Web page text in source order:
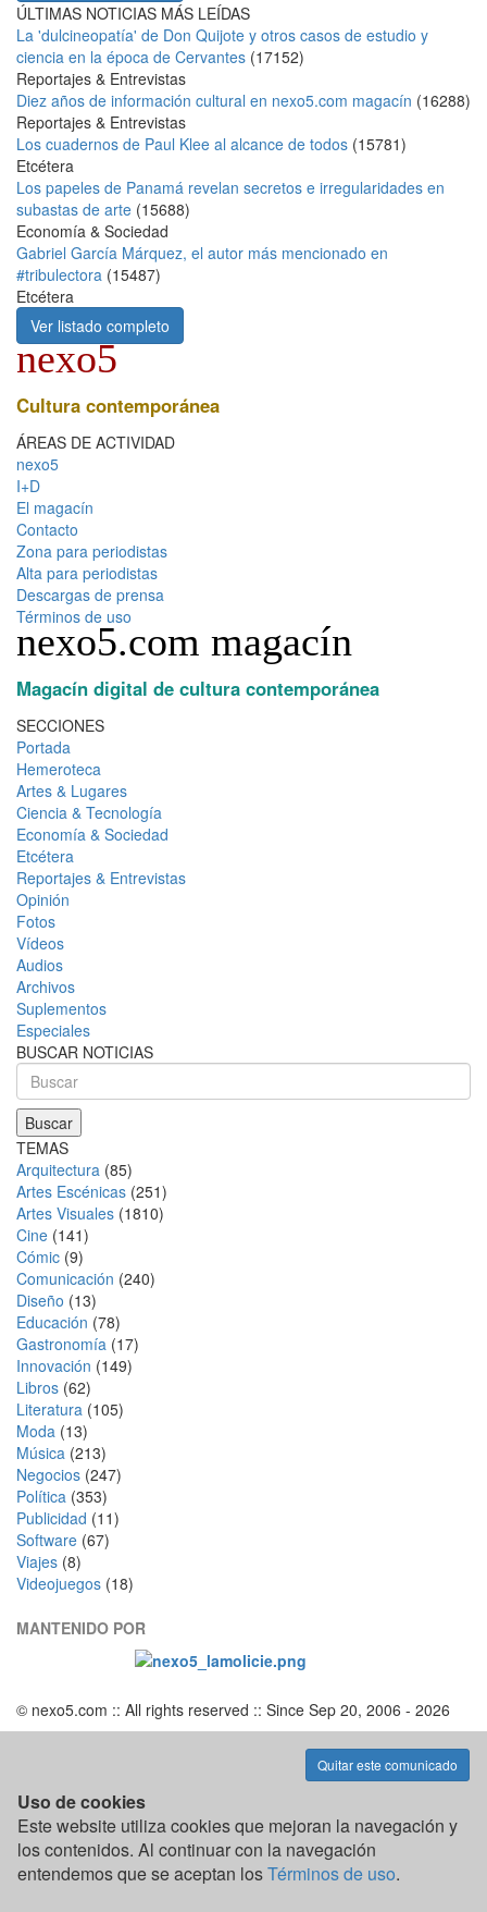
ÚLTIMAS NOTICIAS MÁS LEÍDAS
La 'dulcineopatía' de Don Quijote y otros casos de estudio y
ciencia en la época de Cervantes (17152)
Reportajes & Entrevistas
Diez años de información cultural en nexo5.com magacín (16288)
Reportajes & Entrevistas
Los cuadernos de Paul Klee al alcance de todos (15781)
Etcétera
Los papeles de Panamá revelan secretos e irregularidades en
subastas de arte (15688)
Economía & Sociedad
Gabriel García Márquez, el autor más mencionado en
#tribulectora (15487)
Etcétera
Ver listado completo
nexo5
Cultura contemporánea
ÁREAS DE ACTIVIDAD
nexo5
I+D
El magacín
Contacto
Zona para periodistas
Alta para periodistas
Descargas de prensa
Términos de uso
nexo5.com magacín
Magacín digital de cultura contemporánea
SECCIONES
Portada
Hemeroteca
Artes & Lugares
Ciencia & Tecnología
Economía & Sociedad
Etcétera
Reportajes & Entrevistas
Opinión
Fotos
Vídeos
Audios
Archivos
Suplementos
Especiales
BUSCAR NOTICIAS
TEMAS
Arquitectura (85)
Artes Escénicas (251)
Artes Visuales (1810)
Cine (141)
Cómic (9)
Comunicación (240)
Diseño (13)
Educación (78)
Gastronomía (17)
Innovación (149)
Libros (62)
Literatura (105)
Moda (13)
Música (213)
Negocios (247)
Política (353)
Publicidad (11)
Software (67)
Viajes (8)
Videojuegos (18)
MANTENIDO POR
© nexo5.com :: All rights reserved :: Since Sep 20, 2006 - 2026
Quitar este comunicado
Uso de cookies
Este website utiliza cookies que mejoran la navegación y
los contenidos. Al continuar con la navegación
entendemos que se aceptan losTérminos de uso.